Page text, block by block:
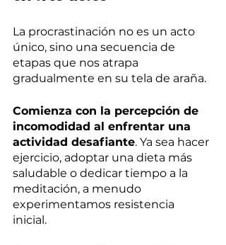
La procrastinación no es un acto
único, sino una secuencia de
etapas que nos atrapa
gradualmente en su tela de araña.
Comienza con la percepción de
incomodidad al enfrentar una
actividad desafiante. Ya sea hacer
ejercicio, adoptar una dieta más
saludable o dedicar tiempo a la
meditación, a menudo
experimentamos resistencia
inicial.